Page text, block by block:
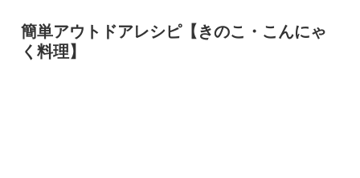
簡単アウトドアレシピ【きのこ・こんにゃ
く料理】